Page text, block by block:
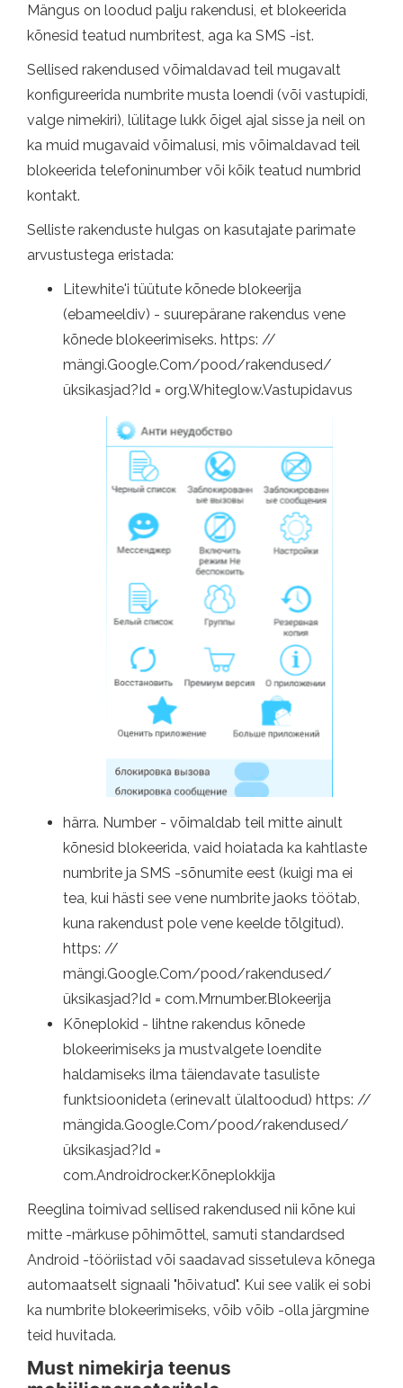
Mängus on loodud palju rakendusi, et blokeerida
kõnesid teatud numbritest, aga ka SMS -ist.
Sellised rakendused võimaldavad teil mugavalt
konfigureerida numbrite musta loendi (või vastupidi,
valge nimekiri), lülitage lukk õigel ajal sisse ja neil on
ka muid mugavaid võimalusi, mis võimaldavad teil
blokeerida telefoninumber või kõik teatud numbrid
kontakt.
Selliste rakenduste hulgas on kasutajate parimate
arvustustega eristada:
Litewhite'i tüütute kõnede blokeerija
(ebameeldiv) - suurepärane rakendus vene
kõnede blokeerimiseks. https: //
mängi.Google.Com/pood/rakendused/
üksikasjad?Id = org.Whiteglow.Vastupidavus
härra. Number - võimaldab teil mitte ainult
kõnesid blokeerida, vaid hoiatada ka kahtlaste
numbrite ja SMS -sõnumite eest (kuigi ma ei
tea, kui hästi see vene numbrite jaoks töötab,
kuna rakendust pole vene keelde tõlgitud).
https: //
mängi.Google.Com/pood/rakendused/
üksikasjad?Id = com.Mrnumber.Blokeerija
Kõneplokid - lihtne rakendus kõnede
blokeerimiseks ja mustvalgete loendite
haldamiseks ilma täiendavate tasuliste
funktsioonideta (erinevalt ülaltoodud) https: //
mängida.Google.Com/pood/rakendused/
üksikasjad?Id =
com.Androidrocker.Kõneplokkija
Reeglina toimivad sellised rakendused nii kõne kui
mitte -märkuse põhimõttel, samuti standardsed
Android -tööriistad või saadavad sissetuleva kõnega
automaatselt signaali "hõivatud". Kui see valik ei sobi
ka numbrite blokeerimiseks, võib võib -olla järgmine
teid huvitada.
Must nimekirja teenus